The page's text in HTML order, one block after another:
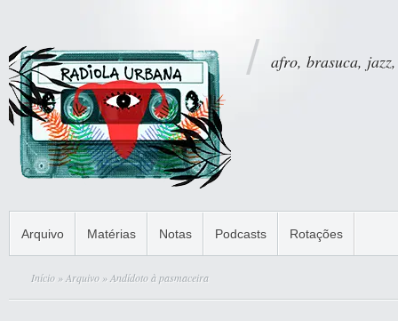
afro, brasuca,
Arquivo Matérias Notas Podcasts Rotações
Início »Arquivo » Andídoto à pasmaceira